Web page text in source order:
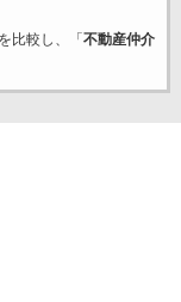
比較し、「 不動産仲介